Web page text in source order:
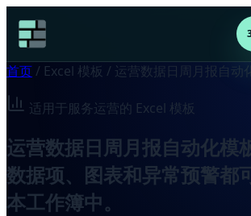
首页 / Excel 模板 / 运营数据日周月报自动
适用于服务运营的 Excel 模板
运营数据日周月报自动化模
数据项、图表和异常预警都
本工作簿中。